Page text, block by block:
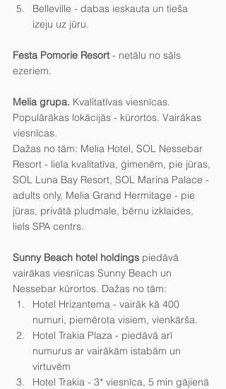
Belleville - dabas ieskauta un tieša
izeju uz jūru.
Festa Pomorie Resort - netālu no sāls
ezeriem.
Melia grupa. Kvalitatīvas viesnīcas.
Populārākas lokācijās - kūrortos. Vairākas
viesnīcas.
Dažas no tām: Melia Hotel, SOL Nessebar
Resort - liela kvalitatīva, ģimenēm, pie jūras,
SOL Luna Bay Resort, SOL Marina Palace -
adults only, Melia Grand Hermitage - pie
jūras, privātā pludmale, bērnu izklaides,
liels SPA centrs.
Sunny Beach hotel holdings piedāvā
vairākas viesnīcas Sunny Beach un
Nessebar kūrortos. Dažas no tām:
Hotel Hrizantema - vairāk kā 400
numuri, piemērota visiem, vienkārša.
Hotel Trakia Plaza - piedāvā arī
numurus ar vairākām istabām un
virtuvēm
Hotel Trakia - 3* viesnīca, 5 min gājienā